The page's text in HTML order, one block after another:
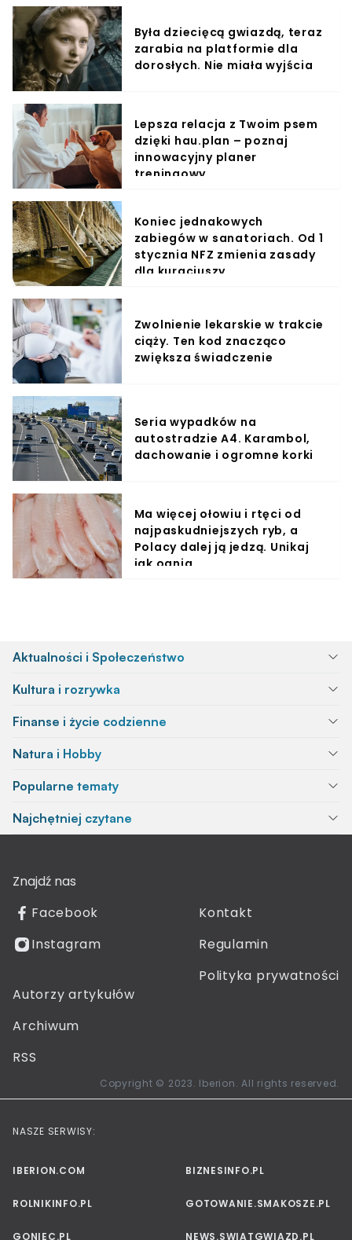
Była dziecięcą gwiazdą, teraz
zarabia na platformie dla
dorosłych. Nie miała wyjścia
Lepsza relacja z Twoim psem
dzięki hau.plan – poznaj
innowacyjny planer
treningowy
Koniec jednakowych
zabiegów w sanatoriach. Od 1
stycznia NFZ zmienia zasady
dla kuracjuszy
Zwolnienie lekarskie w trakcie
ciąży. Ten kod znacząco
zwiększa świadczenie
Seria wypadków na
autostradzie A4. Karambol,
dachowanie i ogromne korki
Ma więcej ołowiu i rtęci od
najpaskudniejszych ryb, a
Polacy dalej ją jedzą. Unikaj
jak ognia
Aktualności i Społeczeństwo
Kultura i rozrywka
Finanse i życie codzienne
Natura i Hobby
Popularne tematy
Najchętniej czytane
Znajdź nas
Facebook
Instagram
Kontakt
Regulamin
Polityka prywatności
Autorzy artykułów
Archiwum
RSS
Copyright © 2023. Iberion. All rights reserved.
NASZE SERWISY:
IBERION.COM BIZNESINFO.PL
ROLNIKINFO.PL GOTOWANIE.SMAKOSZE.PL
GONIEC.PL NEWS.SWIATGWIAZD.PL